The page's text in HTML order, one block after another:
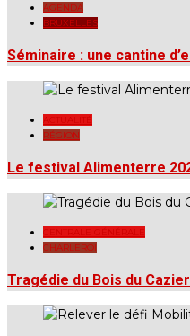
AGENDA
BRUXELLES
Séminaire : une cantine
RÉGION
Le festival Alimenterre
CHARLEROI
Tragédie du Bois du